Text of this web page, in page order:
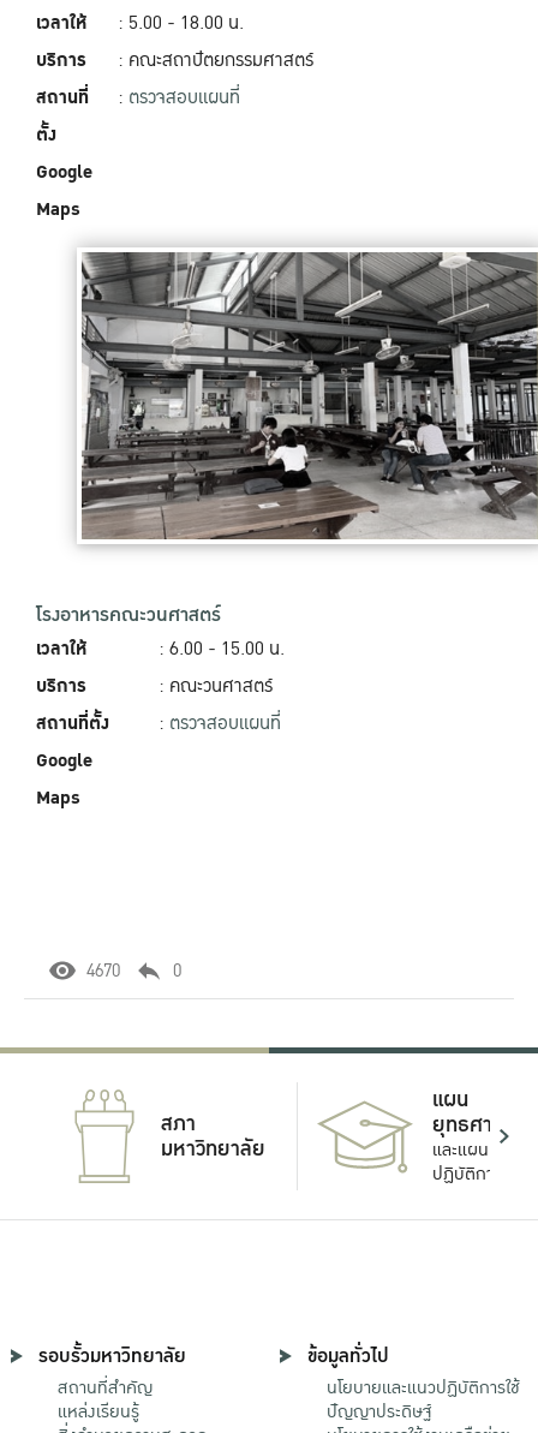
เวลาให้
บริการ
สถานที่
ตั้ง
Google
Maps
: 5.00 - 18.00‬ น.
: คณะสถาปัตยกรรมศาสตร์
: ตรวจสอบแผนที่
โรงอาหารคณะวนศาสตร์
เวลาให้
บริการ
สถานที่ตั้ง
Google
Maps
: 6.00 - 15.00‬ น.
: คณะวนศาสตร์
: ตรวจสอบแผนที่
4670 0
สภา
มหาวิทยาลัย
แผน
ยุทธศาสตร์
และแผน
ปฏิบัติการ
รอบรั้วมหาวิทยาลัย
สถานที่สำคัญ
แหล่งเรียนรู้
ข้อมูลทั่วไป
นโยบายและแนวปฏิบัติการใช้
ปัญญาประดิษฐ์